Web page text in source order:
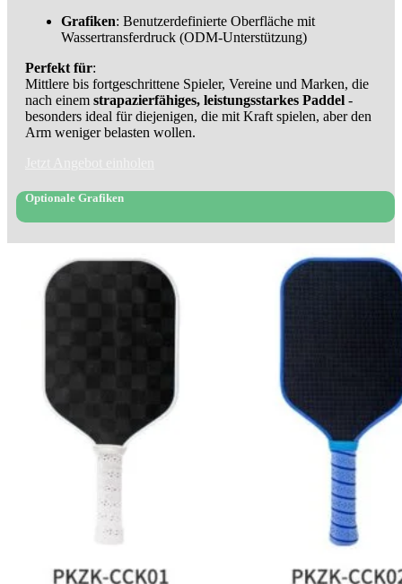
Grafiken: Benutzerdefinierte Oberfläche mit
Wassertransferdruck (ODM-Unterstützung)
Perfekt für:
Mittlere bis fortgeschrittene Spieler, Vereine und Marken, die
nach einem strapazierfähiges, leistungsstarkes Paddel -
besonders ideal für diejenigen, die mit Kraft spielen, aber den
Arm weniger belasten wollen.
Optionale Grafiken